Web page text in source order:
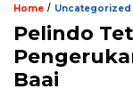
Home / Uncategorized
Pelindo
Baai